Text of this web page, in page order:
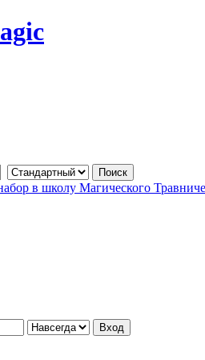
в школу Магического